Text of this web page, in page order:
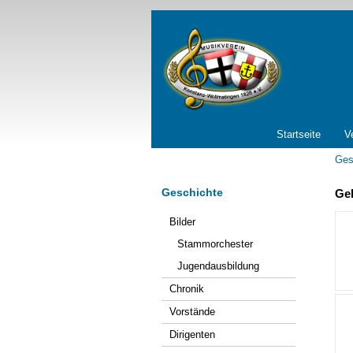
Startseite
Geschichte
Navigation
Bilder
Stammorchester
Jugendausbildung
Chronik
Vorstände
Dirigenten